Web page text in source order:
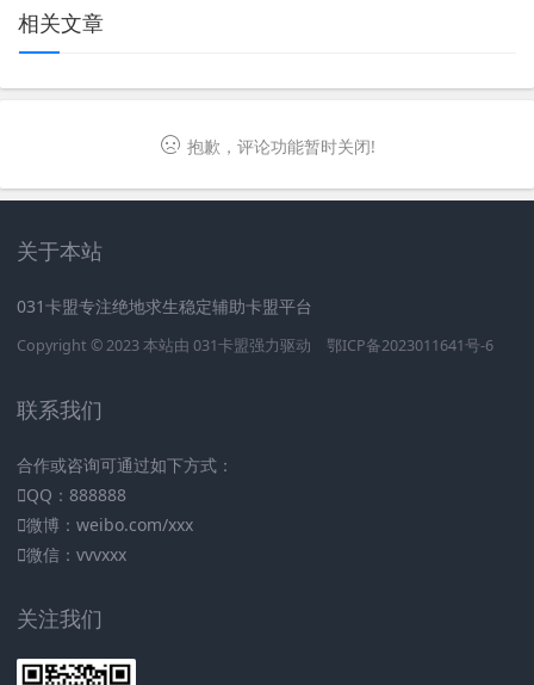
相关文章
抱歉，评论功能暂时关闭!
关于本站
031卡盟专注绝地求生稳定辅助卡盟平台
Copyright © 2023 本站由 031卡盟强力驱动 鄂ICP备2023011641号-6
联系我们
合作或咨询可通过如下方式：
QQ：888888
微博：weibo.com/xxx
微信：vvvxxx
关注我们